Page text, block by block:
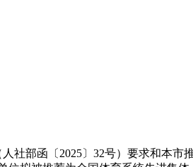
部函〔2025〕32号）要求和本市